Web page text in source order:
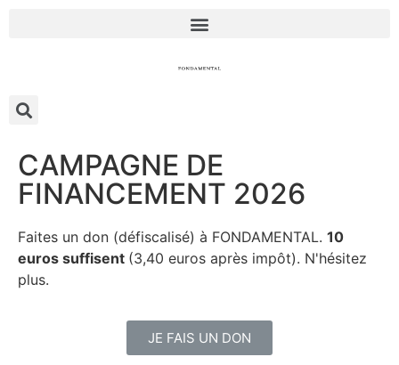
CAMPAGNE DE
FINANCEMENT 2026
Faites un don (défiscalisé) à FONDAMENTAL. 10
euros suffisent (3,40 euros après impôt). N'hésitez
plus.
JE FAIS UN DON